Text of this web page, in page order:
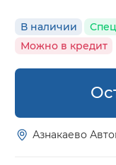
В наличии
Можно в кредит
Азнакаево